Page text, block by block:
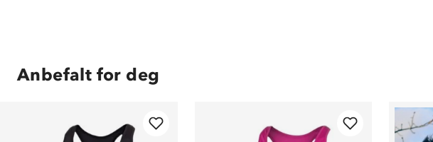
Anbefalt for deg